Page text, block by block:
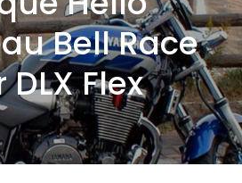
Bell Race
DLX Flex